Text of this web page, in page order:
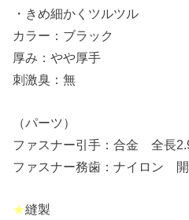
・きめ細かくツルツル
カラー：ブラック
厚み：やや厚手
刺激臭：無
（パーツ）
ファスナー引手：合金 全長
ファスナー務歯：ナイロン
★縫製